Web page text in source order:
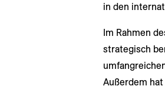
in den
Im Rahmen
strategisch
Außerdem